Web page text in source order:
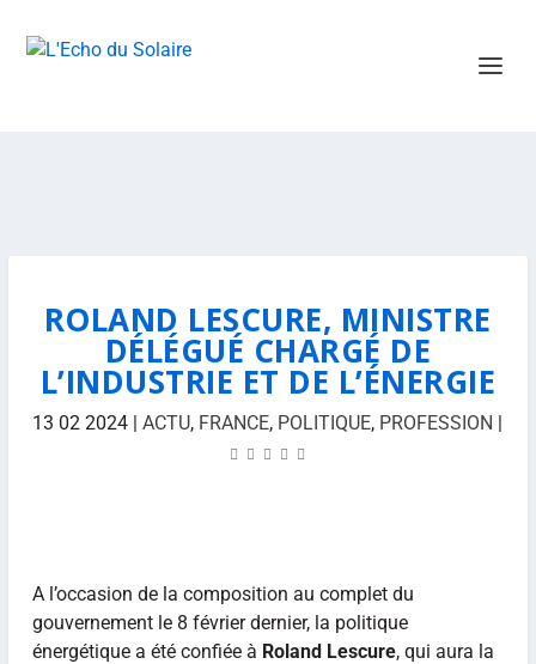
ROLAND LESCURE, MINISTRE
DÉLÉGUÉ CHARGÉ DE
L’INDUSTRIE ET DE L’ÉNERGIE
13 02 2024 |ACTU, FRANCE, POLITIQUE, PROFESSION |
A l’occasion de la composition au complet du
gouvernement le 8 février dernier, la politique
énergétique a été confiée à Roland Lescure, qui aura la